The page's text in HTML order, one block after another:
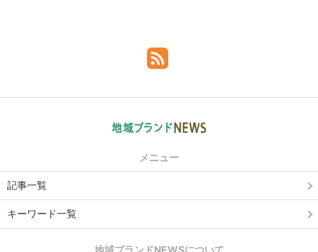
メニュー
記事一覧
キーワード一覧